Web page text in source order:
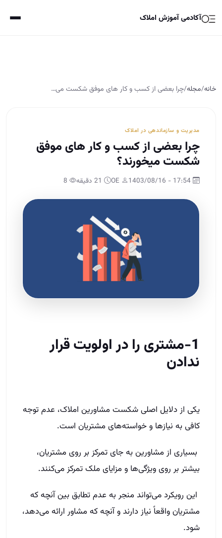
آکادمی آموزش املاک
خانه/مجله/چرا بعضی از کسب و کار های موفق شکست می­…
مدیریت و سازماندهی در املاک
چرا بعضی از کسب و کار های موفق
شکست می­خورند؟
1-مشتری را در اولویت قرار
ندادن
یکی از دلایل اصلی شکست مشاورین املاک، عدم توجه
کافی به نیازها و خواسته‌های مشتریان است.
بسیاری از مشاورین به جای تمرکز بر روی مشتریان،
بیشتر بر روی ویژگی‌ها و مزایای ملک تمرکز می‌کنند.
این رویکرد می‌تواند منجر به عدم تطابق بین آنچه که
مشتریان واقعاً نیاز دارند و آنچه که مشاور ارائه می‌دهد،
شود.